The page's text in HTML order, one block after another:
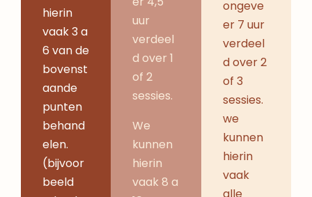
hierin
vaak 3 a
6 van de
bovenst
aande
punten
behand
elen.
(bijvoor
beeld
uur
verdeel
d over 1
of 2
sessies.
We
kunnen
hierin
vaak 8 a
ongeve
er 7 uur
verdeel
d over 2
of 3
sessies.
we
kunnen
hierin
vaak
alle